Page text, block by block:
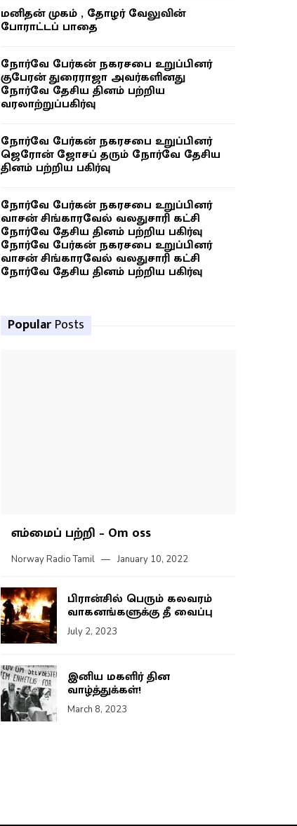
மனிதன் முகம் , தோழர் வேலுவின்
போராட்டப் பாதை
நோர்வே பேர்கன் நகரசபை உறுப்பினர்
குபேரன் துரைராஜா அவர்களினது
நோர்வே தேசிய தினம் பற்றிய
வரலாற்றுப்பகிர்வு
நோர்வே பேர்கன் நகரசபை உறுப்பினர்
ஜெரோன் ஜோசப் தரும் நோர்வே தேசிய
தினம் பற்றிய பகிர்வு
நோர்வே பேர்கன் நகரசபை உறுப்பினர்
வாசன் சிங்காரவேல் வலதுசாரி கட்சி
நோர்வே தேசிய தினம் பற்றிய பகிர்வு
நோர்வே பேர்கன் நகரசபை உறுப்பினர்
வாசன் சிங்காரவேல் வலதுசாரி கட்சி
நோர்வே தேசிய தினம் பற்றிய பகிர்வு
Popular Posts
எம்மைப் பற்றி – Om oss
Norway Radio Tamil January 10, 2022
பிரான்சில் பெரும் கலவரம்
வாகனங்களுக்கு தீ வைப்பு
July 2, 2023
இனிய மகளிர் தின
வாழ்த்துக்கள்!
March 8, 2023